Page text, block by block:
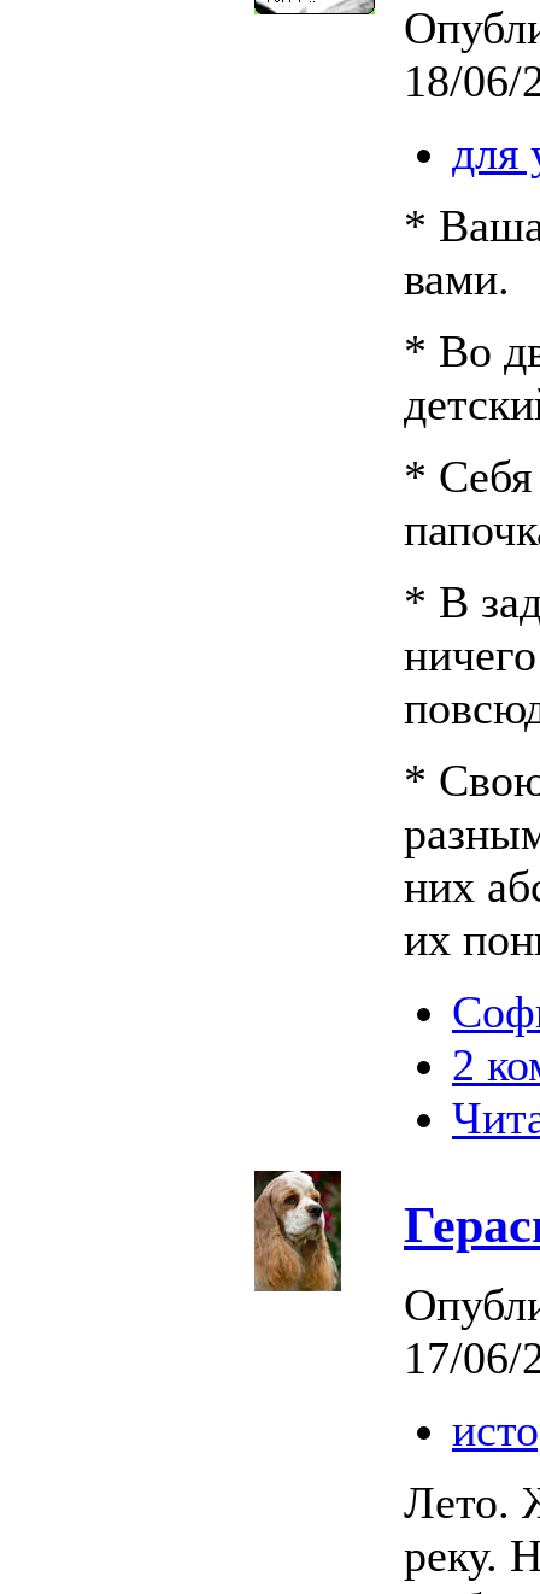
18/06/
для
* Ваша
вами.
* Во
* Себя
* В
*
них
их
2
17/06/
Лето.
реку.